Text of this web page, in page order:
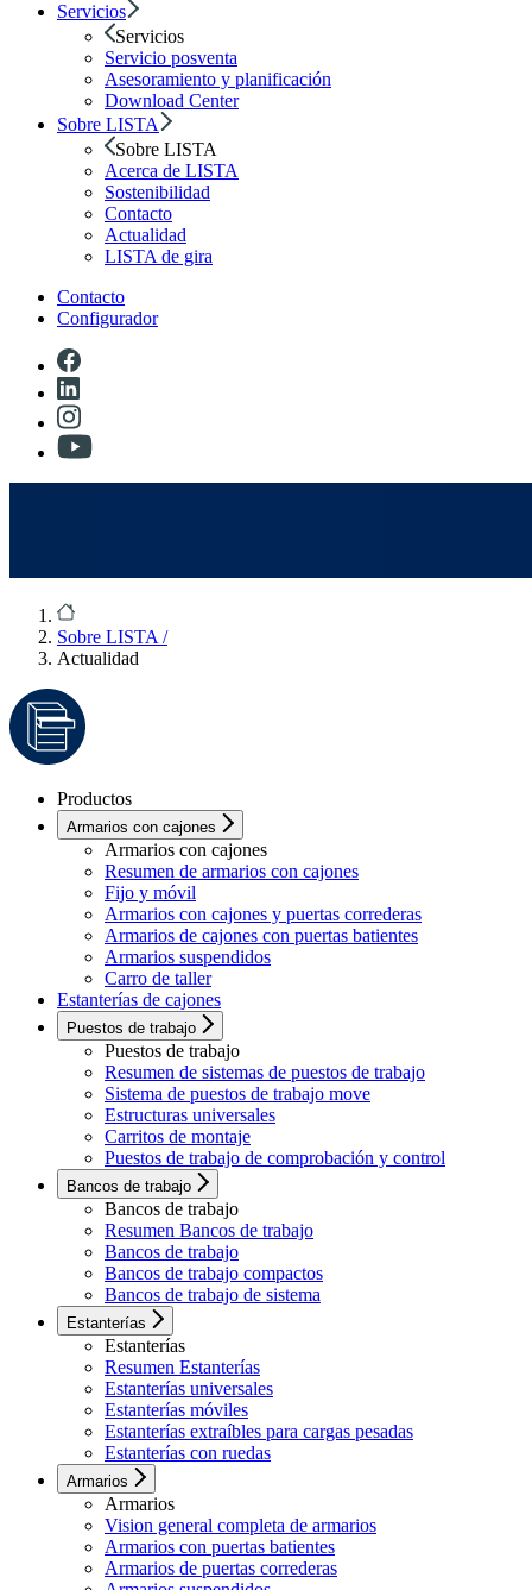
Servicios
Servicios
Servicio posventa
Asesoramiento y planificación
Download Center
Sobre LISTA
Sobre LISTA
Acerca de LISTA
Sostenibilidad
Contacto
Actualidad
LISTA de gira
Contacto
Configurador
Sobre LISTA /
Actualidad
Productos
Armarios con cajones
Armarios con cajones
Resumen de armarios con cajones
Fijo y móvil
Armarios con cajones y puertas correderas
Armarios de cajones con puertas batientes
Armarios suspendidos
Carro de taller
Estanterías de cajones
Puestos de trabajo
Puestos de trabajo
Resumen de sistemas de puestos de trabajo
Sistema de puestos de trabajo move
Estructuras universales
Carritos de montaje
Puestos de trabajo de comprobación y control
Bancos de trabajo
Bancos de trabajo
Resumen Bancos de trabajo
Bancos de trabajo
Bancos de trabajo compactos
Bancos de trabajo de sistema
Estanterías
Estanterías
Resumen Estanterías
Estanterías universales
Estanterías móviles
Estanterías extraíbles para cargas pesadas
Estanterías con ruedas
Armarios
Armarios
Vision general completa de armarios
Armarios con puertas batientes
Armarios de puertas correderas